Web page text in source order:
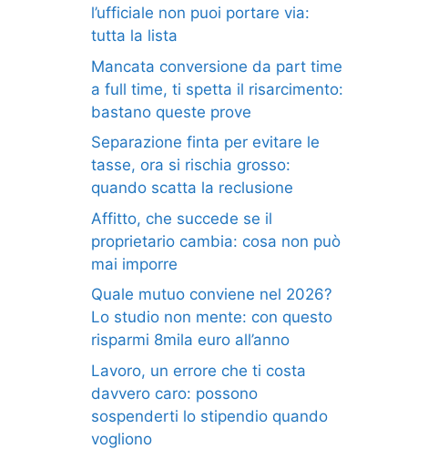
l’ufficiale non puoi portare via:
tutta la lista
Mancata conversione da part time
a full time, ti spetta il risarcimento:
bastano queste prove
Separazione finta per evitare le
tasse, ora si rischia grosso:
quando scatta la reclusione
Affitto, che succede se il
proprietario cambia: cosa non può
mai imporre
Quale mutuo conviene nel 2026?
Lo studio non mente: con questo
risparmi 8mila euro all’anno
Lavoro, un errore che ti costa
davvero caro: possono
sospenderti lo stipendio quando
vogliono